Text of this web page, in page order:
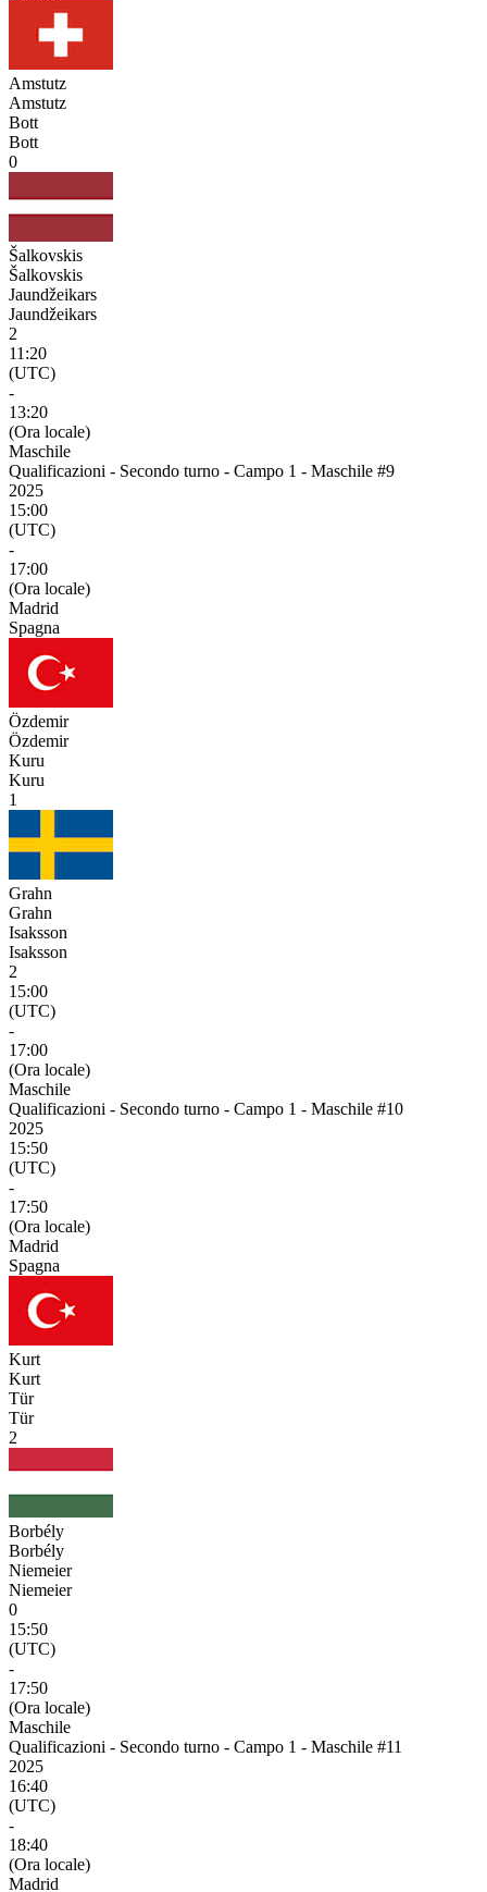
Amstutz
Amstutz
Bott
Bott
0
Šalkovskis
Šalkovskis
Jaundžeikars
Jaundžeikars
2
11:20
(UTC)
-
13:20
(Ora locale)
Maschile
Qualificazioni - Secondo turno - Campo 1 - Maschile #9
2025
15:00
(UTC)
-
17:00
(Ora locale)
Madrid
Spagna
Özdemir
Özdemir
Kuru
Kuru
1
Grahn
Grahn
Isaksson
Isaksson
2
15:00
(UTC)
-
17:00
(Ora locale)
Maschile
Qualificazioni - Secondo turno - Campo 1 - Maschile #10
2025
15:50
(UTC)
-
17:50
(Ora locale)
Madrid
Spagna
Kurt
Kurt
Tür
Tür
2
Borbély
Borbély
Niemeier
Niemeier
0
15:50
(UTC)
-
17:50
(Ora locale)
Maschile
Qualificazioni - Secondo turno - Campo 1 - Maschile #11
2025
16:40
(UTC)
-
18:40
(Ora locale)
Madrid